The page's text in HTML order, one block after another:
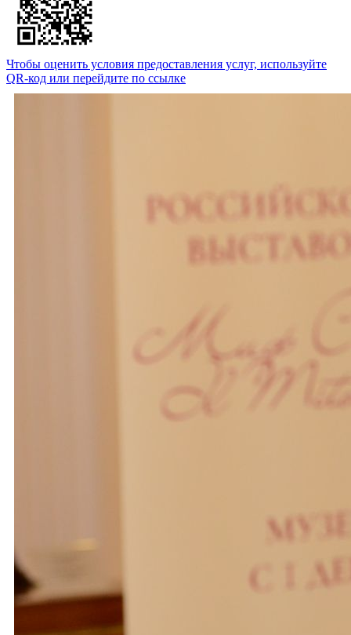
Чтобы оценить условия предоставления услуг, используйте
QR-код или перейдите по ссылке